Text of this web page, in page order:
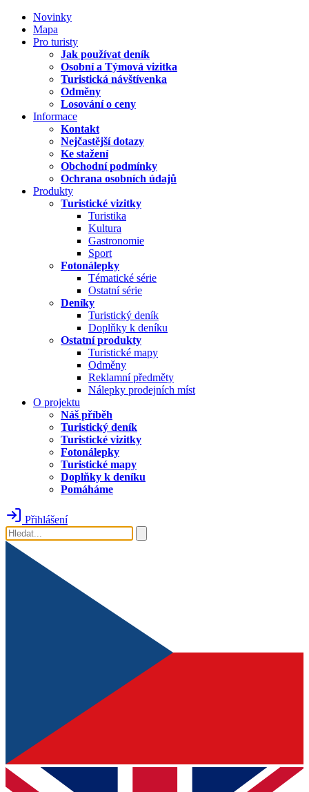
Novinky
Mapa
Pro turisty
Jak používat deník
Osobní a Týmová vizitka
Turistická návštívenka
Odměny
Losování o ceny
Informace
Kontakt
Nejčastější dotazy
Ke stažení
Obchodní podmínky
Ochrana osobních údajů
Produkty
Turistické vizitky
Turistika
Kultura
Gastronomie
Sport
Fotonálepky
Tématické série
Ostatní série
Deníky
Turistický deník
Doplňky k deníku
Ostatní produkty
Turistické mapy
Odměny
Reklamní předměty
Nálepky prodejních míst
O projektu
Náš příběh
Turistický deník
Turistické vizitky
Fotonálepky
Turistické mapy
Doplňky k deníku
Pomáháme
Přihlášení